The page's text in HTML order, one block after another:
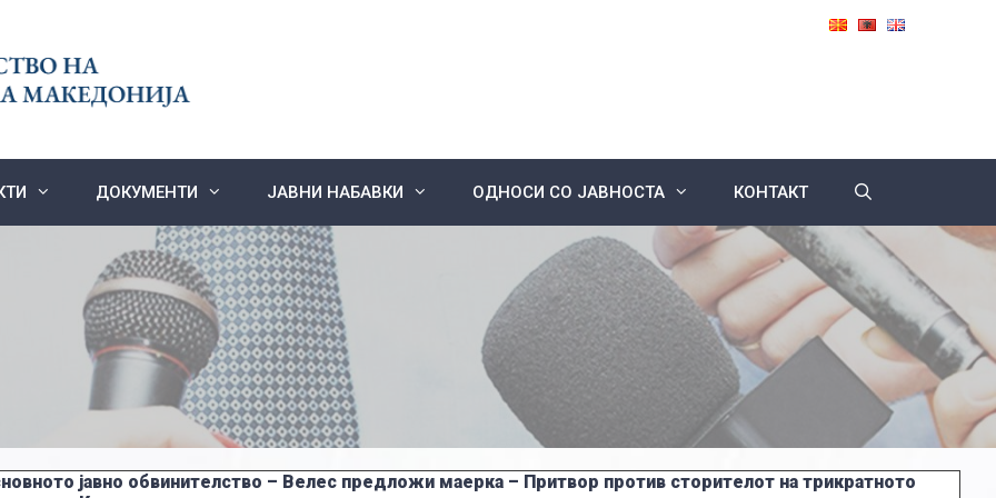
ДОКУМЕНТИ ЈАВНИ НАБАВКИ ОДНОСИ СО ЈАВНОСТА КОНТАКТ
јавно обвинителство – Велес предложи маерка – Притвор против сторителот на трикратното